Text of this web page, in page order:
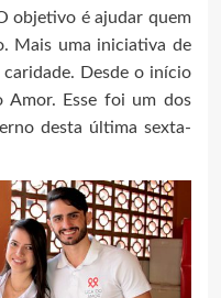
objetivo é ajudar quem
Mais uma iniciativa de
Desde o início
Amor. Esse foi um dos
desta última sexta-